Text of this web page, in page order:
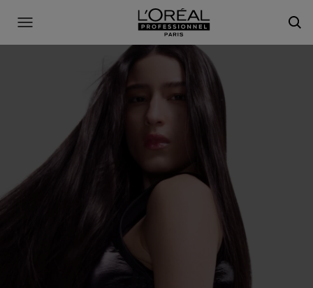
L'Oréal Professionnel Paris
Site Menu